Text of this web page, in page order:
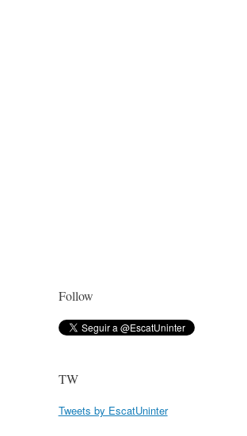
Follow
TW
Tweets by EscatUninter